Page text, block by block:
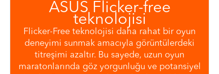
ASUS Flicker-free
teknolojisi
Flicker-Free teknolojisi daha rahat bir oyun
deneyimi sunmak amacıyla görüntülerdeki
titreşimi azaltır. Bu sayede, uzun oyun
maratonlarında göz yorgunluğu ve potansiyel